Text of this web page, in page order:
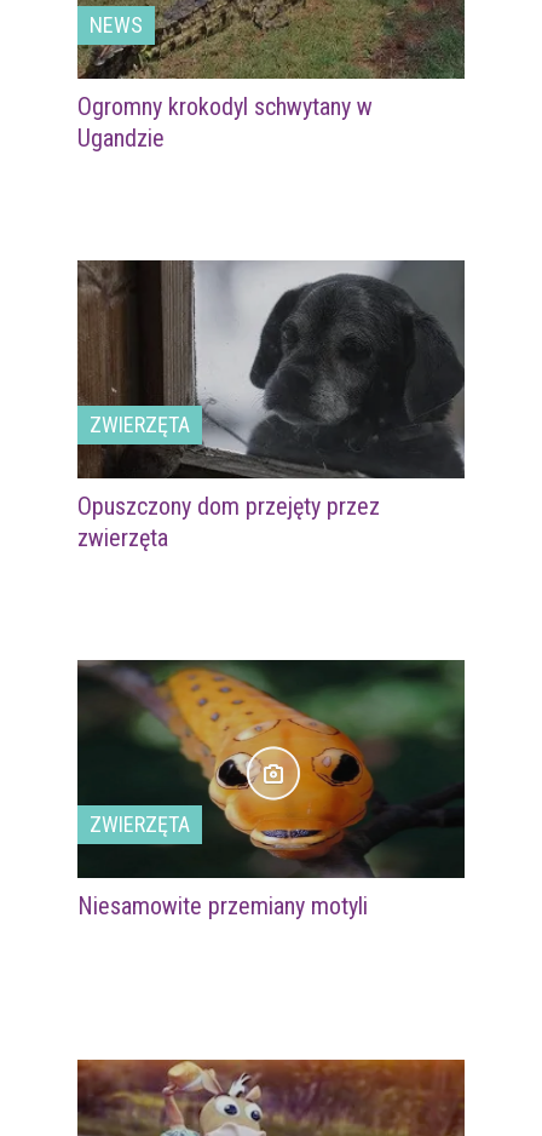
NEWS
Ogromny krokodyl schwytany w
Ugandzie
ZWIERZĘTA
Opuszczony dom przejęty przez
zwierzęta
ZWIERZĘTA
Niesamowite przemiany motyli